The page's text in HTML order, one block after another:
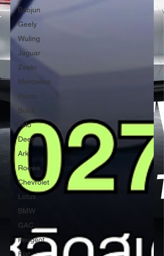
Baojun
Geely
Wuling
Jaguar
Zeekr
Mercedes
Pocco
Buick
Telo
Deepal
Ark
Roewe
Chevrolet
Lotus
BMW
GAC
Peugeot
Fiat